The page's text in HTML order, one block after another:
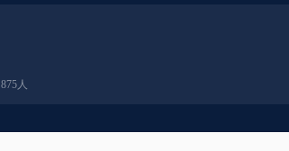
875人